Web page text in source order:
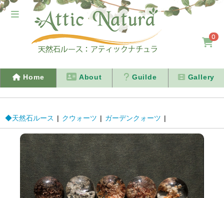
0
Home About Guilde Gallery
◆天然石ルース | クウォーツ | ガーデンクォーツ |